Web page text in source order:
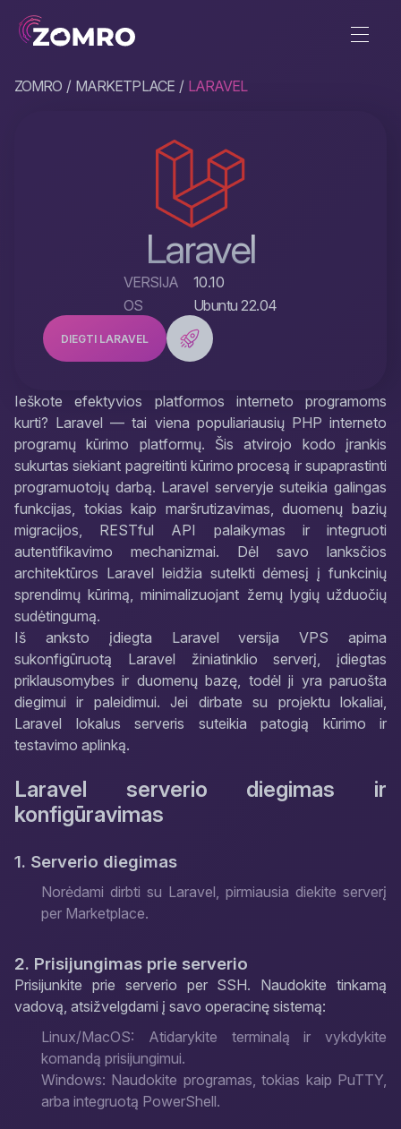
ZOMRO MARKETPLACE LARAVEL
Laravel
VERSIJA
10.10
OS
Ubuntu 22.04
DIEGTI LARAVEL
Ieškote efektyvios platformos interneto programoms
kurti? Laravel — tai viena populiariausių PHP interneto
programų kūrimo platformų. Šis atvirojo kodo įrankis
sukurtas siekiant pagreitinti kūrimo procesą ir supaprastinti
programuotojų darbą. Laravel serveryje suteikia galingas
funkcijas, tokias kaip maršrutizavimas, duomenų bazių
migracijos, RESTful API palaikymas ir integruoti
autentifikavimo mechanizmai. Dėl savo lanksčios
architektūros Laravel leidžia sutelkti dėmesį į funkcinių
sprendimų kūrimą, minimalizuojant žemų lygių užduočių
sudėtingumą.
Iš anksto įdiegta Laravel versija VPS apima
sukonfigūruotą Laravel žiniatinklio serverį, įdiegtas
priklausomybes ir duomenų bazę, todėl ji yra paruošta
diegimui ir paleidimui. Jei dirbate su projektu lokaliai,
Laravel lokalus serveris suteikia patogią kūrimo ir
testavimo aplinką.
Laravel serverio diegimas ir
konfigūravimas
1. Serverio diegimas
Norėdami dirbti su Laravel, pirmiausia diekite serverį
per Marketplace.
2. Prisijungimas prie serverio
Prisijunkite prie serverio per SSH. Naudokite tinkamą
vadovą, atsižvelgdami į savo operacinę sistemą:
Linux/MacOS: Atidarykite terminalą ir vykdykite
komandą prisijungimui.
Windows: Naudokite programas, tokias kaip PuTTY,
arba integruotą PowerShell.